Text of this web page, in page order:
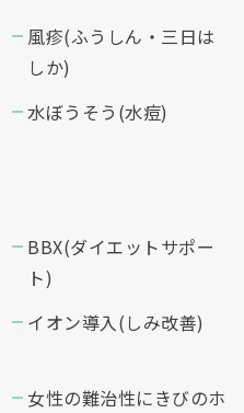
風疹(ふうしん・三日は
しか)
水ぼうそう(水痘)
BBX(ダイエットサポー
ト)
イオン導入(しみ改善)
女性の難治性にきびのホ